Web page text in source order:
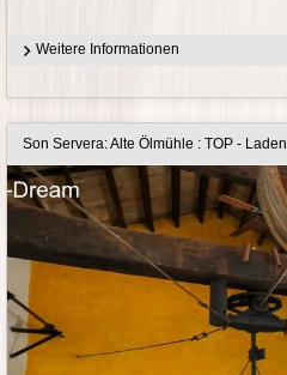
Weitere Informationen